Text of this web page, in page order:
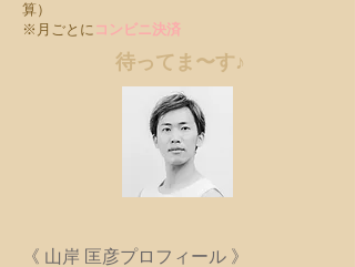
算）
※月ごとに コンビニ決済
待ってま〜す♪
《 山岸 匡彦プロフィール 》